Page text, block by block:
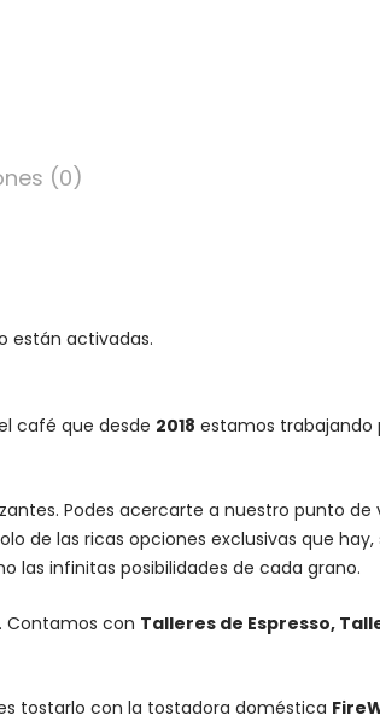
(0)
están activadas.
café que desde 2018 estamos trabajando
Podes acercarte a nuestro punto de
de las ricas opciones exclusivas que
las infinitas posibilidades de cada grano.
Contamos con Talleres de Espresso,
tostarlo con la tostadora doméstica